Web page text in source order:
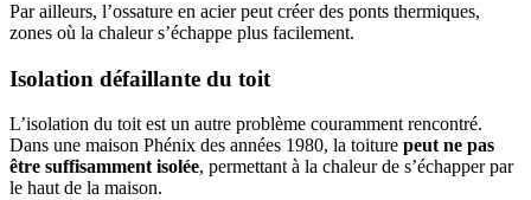
Par ailleurs, l’ossature en acier peut créer des ponts thermiques,
zones où la chaleur s’échappe plus facilement.
Isolation défaillante du toit
L’isolation du toit est un autre problème couramment rencontré.
Dans une maison Phénix des années 1980, la toiture peut ne pas
être suffisamment isolée, permettant à la chaleur de s’échapper par
le haut de la maison.